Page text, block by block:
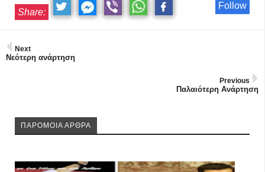
Follow
Share:
Next
Νεότερη ανάρτηση
Previous
Παλαιότερη Ανάρτηση
ΠΑΡΟΜΟΙΑ ΑΡΘΡΑ